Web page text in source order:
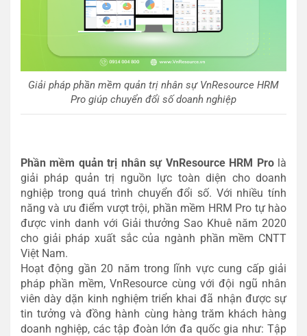
Giải pháp phần mềm quản trị nhân sự VnResource HRM
Pro giúp chuyển đổi số doanh nghiệp
Phần mềm quản trị nhân sự VnResource HRM Prolà
giải pháp quản trị nguồn lực toàn diện cho doanh
nghiệp trong quá trình chuyển đổi số. Với nhiều tính
năng và ưu điểm vượt trội, phần mềm HRM Pro tự hào
được vinh danh với Giải thưởng Sao Khuê năm 2020
cho giải pháp xuất sắc của ngành phần mềm CNTT
Việt Nam.
Hoạt động gần 20 năm trong lĩnh vực cung cấp giải
pháp phần mềm, VnResource cùng với đội ngũ nhân
viên dày dặn kinh nghiệm triển khai đã nhận được sự
tin tưởng và đồng hành cùng hàng trăm khách hàng
doanh nghiệp, các tập đoàn lớn đa quốc gia như: Tập